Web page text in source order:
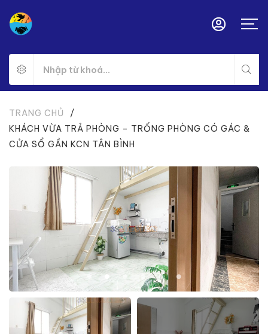
TRANG CHỦ
/
KHÁCH VỪA TRẢ PHÒNG – TRỐNG PHÒNG CÓ GÁC &
CỬA SỔ GẦN KCN TÂN BÌNH